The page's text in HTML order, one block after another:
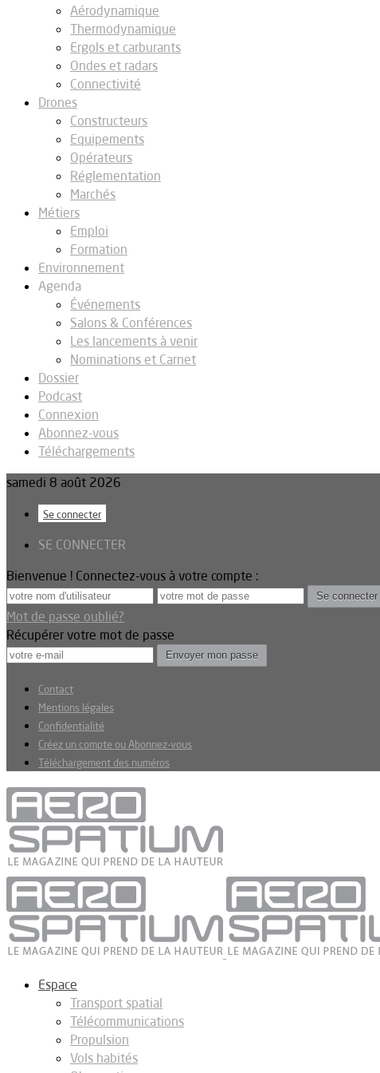
Aérodynamique
Thermodynamique
Ergols et carburants
Ondes et radars
Connectivité
Drones
Constructeurs
Equipements
Opérateurs
Réglementation
Marchés
Métiers
Emploi
Formation
Environnement
Agenda
Événements
Salons & Conférences
Les lancements à venir
Nominations et Carnet
Dossier
Podcast
Connexion
Abonnez-vous
Téléchargements
samedi 8 août 2026
Se connecter
SE CONNECTER
Bienvenue ! Connectez-vous à votre compte :
Mot de passe oublié?
Récupérer votre mot de passe
Contact
Mentions légales
Confidentialité
Créez un compte ou Abonnez-vous
Téléchargement des numéros
Espace
Transport spatial
Télécommunications
Propulsion
Vols habités